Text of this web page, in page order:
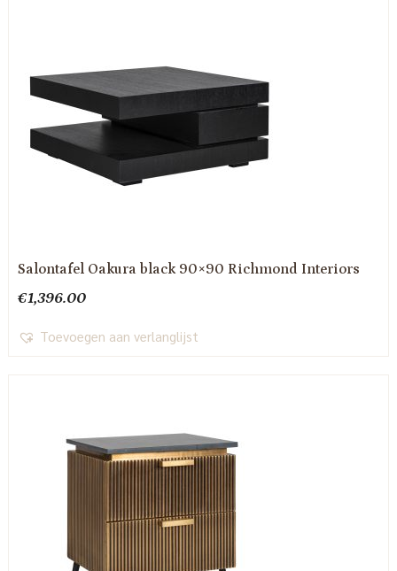
Salontafel Oakura black 90×90 Richmond Interiors
€1,396.00
Toevoegen aan verlanglijst